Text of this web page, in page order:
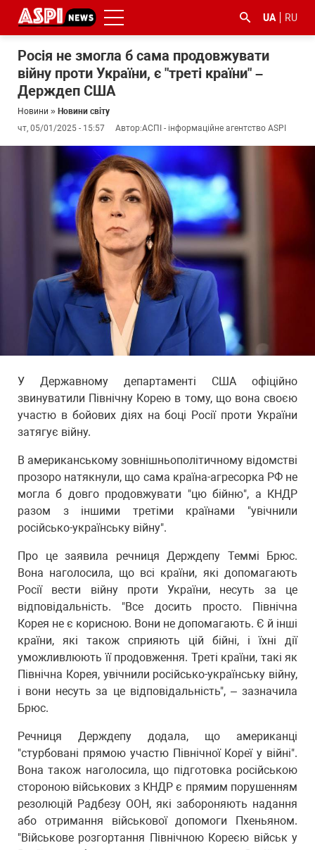
UA RU
Росія не змогла б сама продовжувати
війну проти України, є "треті країни" –
Держдеп США
Новини » Новини світу
чт, 05/01/2025 - 15:57
Автор:АСПІ - інформаційне агентство ASPI
У Державному департаменті США офіційно
звинуватили Північну Корею в тому, що вона своєю
участю в бойових діях на боці Росії проти України
затягує війну.
В американському зовнішньополітичному відомстві
прозоро натякнули, що сама країна-агресорка РФ не
могла б довго продовжувати "цю бійню", а КНДР
разом з іншими третіми країнами "увічнили
російсько-українську війну".
Про це заявила речниця Держдепу Теммі Брюс.
Вона наголосила, що всі країни, які допомагають
Росії вести війну проти України, несуть за це
відповідальність. "Все досить просто. Північна
Корея не є корисною. Вони не допомагають. Є й інші
країни, які також сприяють цій бійні, і їхні дії
уможливлюють її продовження. Треті країни, такі як
Північна Корея, увічнили російсько-українську війну,
і вони несуть за це відповідальність", – зазначила
Брюс.
Речниця Держдепу додала, що американці
"стурбовані прямою участю Північної Кореї у війні".
Вона також наголосила, що підготовка російською
стороною військових з КНДР є прямим порушенням
резолюцій Радбезу ООН, які забороняють надання
або отримання військової допомоги Пхеньяном.
"Військове розгортання Північною Кореєю військ у
#боротьба
корупцією
#ДФС #Київ #коронавірус